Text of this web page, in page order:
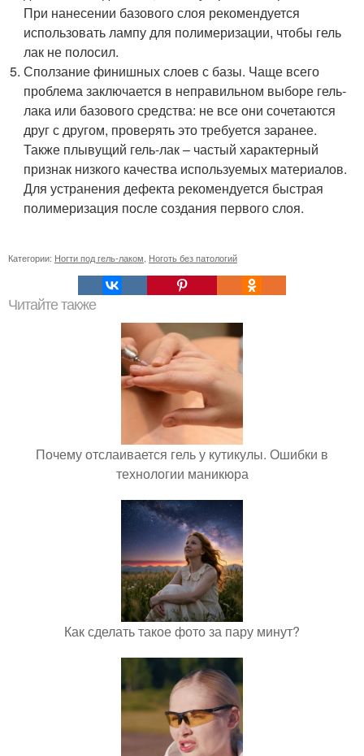
При нанесении базового слоя рекомендуется
использовать лампу для полимеризации, чтобы гель
лак не полосил.
Сползание финишных слоев с базы. Чаще всего
проблема заключается в неправильном выборе гель-
лака или базового средства: не все они сочетаются
друг с другом, проверять это требуется заранее.
Также плывущий гель-лак – частый характерный
признак низкого качества используемых материалов.
Для устранения дефекта рекомендуется быстрая
полимеризация после создания первого слоя.
Категории: Ногти под гель-лаком Ноготь без патологий
Читайте также
Почему отслаивается гель у кутикулы. Ошибки в
технологии маникюра
Как сделать такое фото за пару минут?